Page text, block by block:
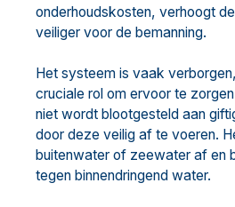
onderhoudskosten, verhoogt
veiliger voor de bemanning.
Het systeem is vaak
cruciale rol om ervoor te
niet wordt blootgesteld aan
door deze veilig af te voeren.
buitenwater of zeewater af en
tegen binnendringend water.